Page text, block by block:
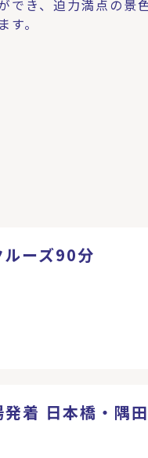
でき、迫力満点の景
す。
ーズ90分
発着 日本橋・隅